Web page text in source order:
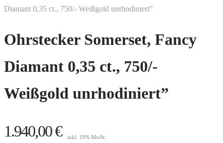
Diamant 0,35 ct., 750/- Weißgold unrhodiniert”
Ohrstecker Somerset, Fancy
Diamant 0,35 ct., 750/-
Weißgold unrhodiniert”
1.940,00€ inkl. 19% MwSt.